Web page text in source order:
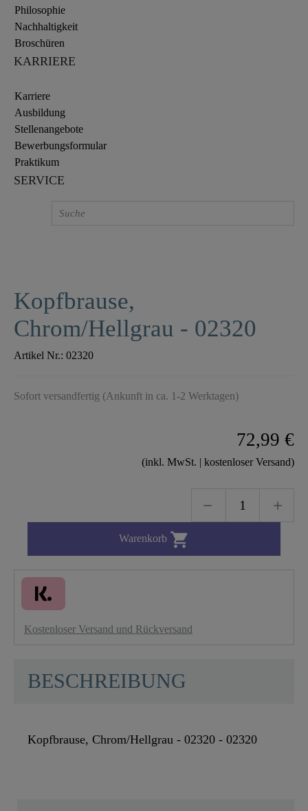
Philosophie
Nachhaltigkeit
Broschüren
KARRIERE
Karriere
Ausbildung
Stellenangebote
Bewerbungsformular
Praktikum
SERVICE
Kopfbrause,
Chrom/Hellgrau - 02320
Artikel Nr.: 02320
Sofort versandfertig (Ankunft in ca. 1-2 Werktagen)
72,99 €
(inkl. MwSt. | kostenloser Versand)
Warenkorb 
Kostenloser Versand und Rückversand
BESCHREIBUNG
Kopfbrause, Chrom/Hellgrau - 02320 - 02320